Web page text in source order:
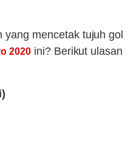
mencetak tujuh gol
2020ini? Berikut ulasan